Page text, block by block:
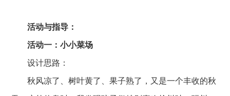
活动与指导：
活动一：小小菜场
设计思路：
秋风凉了、树叶黄了、果子熟了，又是一个丰收的秋